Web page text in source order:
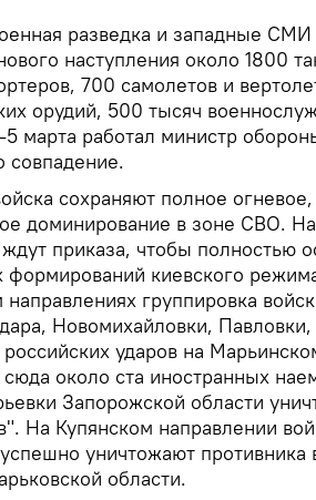
разведка и западные
наступления около 1800
700 самолетов и
орудий, 500 тысяч
марта работал министр
совпадение.
сохраняют полное огневое,
доминирование в зоне СВО.
приказа, чтобы полностью
формирований киевского
группировка
Новомихайловки,
ударов на
около ста иностранных
Запорожской области
На Купянском направлении
уничтожают противника
области.